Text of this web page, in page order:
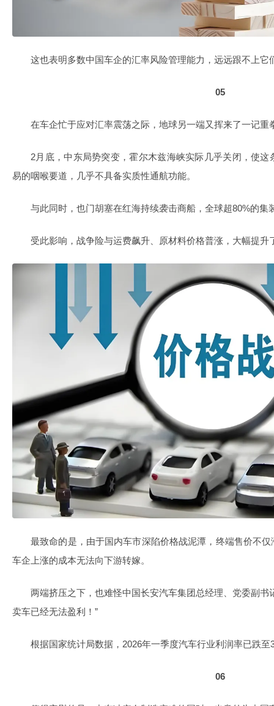
这也表明多数中国车企的汇率风险管理能力，远远跟不上它
05
在车企忙于应对汇率震荡之际，地球另一端又挥来了一记重
2月底，中东局势突变，霍尔木兹海峡实际几乎关闭，使
易的咽喉要道，几乎不具备实质性通航功能。
与此同时，也门胡塞在红海持续袭击商船，全球超80%的集
受此影响，战争险与运费飙升、原材料价格普涨，大幅提升
最致命的是，由于国内车市深陷价格战泥潭，终端售价不
车企上涨的成本无法向下游转嫁。
两端挤压之下，也难怪中国长安汽车集团总经理、党委副书
卖车已经无法盈利！”
根据国家统计局数据，2026年一季度汽车行业利润率已跌
06